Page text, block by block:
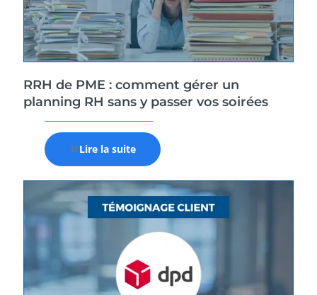
RRH de PME : comment gérer un
planning RH sans y passer vos soirées
Lire la suite